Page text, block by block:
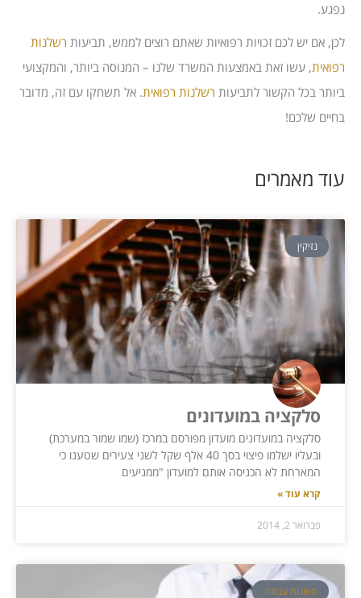
נפגע.
לכן, אם יש לכם זכויות רפואיות שאתם רוצים לממש, תביעות רשלנות
רפואית, עשו זאת באמצעות המשרד שלנו – המנוסה ביותר, והמקצועי
ביותר בכל הקשור לתביעות רשלנות רפואית. אל תשחקו עם זה, מדובר
בחיים שלכם!
עוד מאמרים
נזיקין
סלקציה במועדונים
סלקציה במועדונים מועדון מפורסם במרכז (שמו שמור במערכת)
ובעליו ישלמו פיצוי בסך 40 אלף שקל לשני צעירים שטענו כי
המארחת לא הכניסה אותם למועדון "ממניעים
קרא עוד »
פברואר 2, 2014
תאונות עבודה